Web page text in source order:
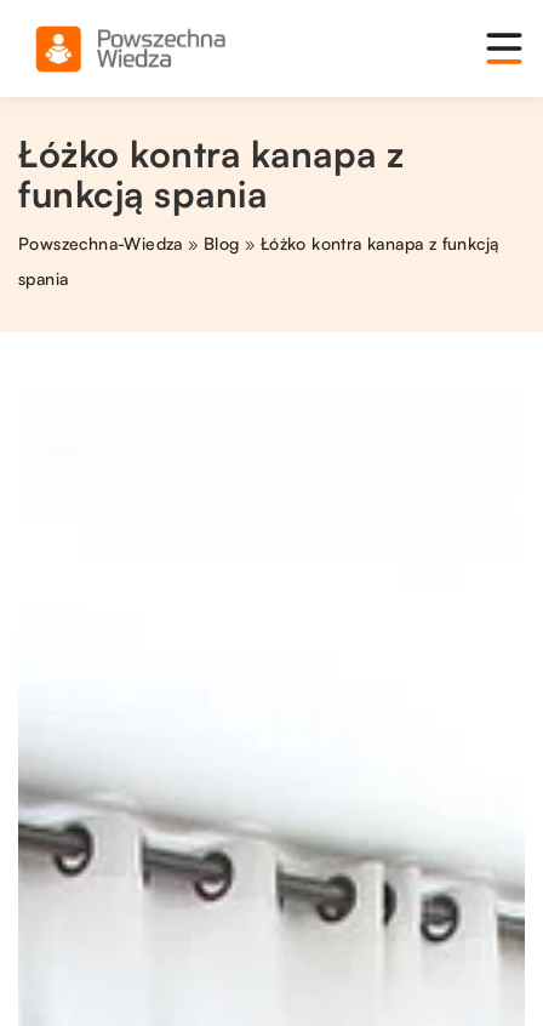
Łóżko kontra kanapa z
funkcją spania
Powszechna-Wiedza » Blog » Łóżko kontra kanapa z funkcją
spania